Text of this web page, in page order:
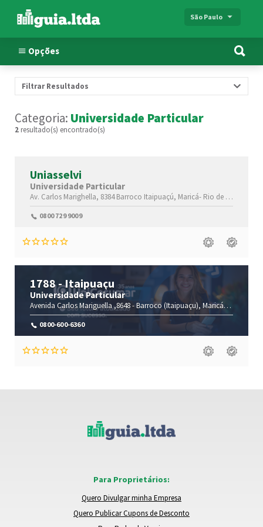
São Paulo
Opções
Filtrar Resultados
Categoria: Universidade Particular
2 resultado(s) encontrado(s)
Uniasselvi
Universidade Particular
Av. Carlos Marighella, 8384Barroco Itaipuaçú, Maricá- Rio de Janeiro(RJ)
0800 729 9009
1788 - Itaipuaçu
Universidade Particular
Avenida Carlos Mariguella ,8648 -Barroco (Itaipuaçu), Maricá- Rio de
0800-600-6360
Para Proprietários:
Quero Divulgar minha Empresa
Quero Publicar Cupons de Desconto